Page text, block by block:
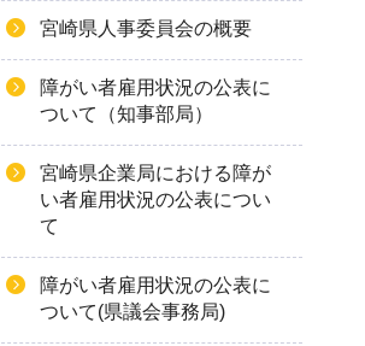
宮崎県人事委員会の概要
障がい者雇用状況の公表に
ついて（知事部局）
宮崎県企業局における障が
い者雇用状況の公表につい
て
障がい者雇用状況の公表に
ついて(県議会事務局)